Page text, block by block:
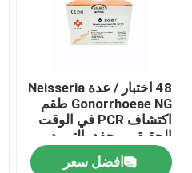
48 اختبار / عدة Neisseria
Gonorrhoeae NG طقم
اكتشاف PCR في الوقت
الحقيقي مجفد بالتبريد
افضل سعر